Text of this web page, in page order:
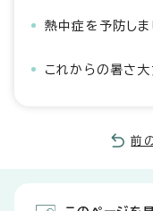
熱中症を予防しま
これからの暑さ
前